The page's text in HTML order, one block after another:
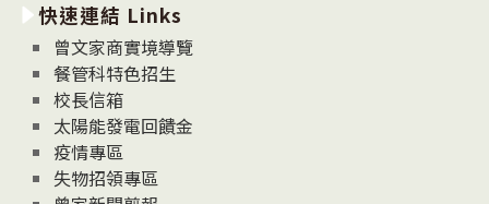
消
息
News
快速連結 Links
曾文家商實境導覽
餐管科特色招生
校長信箱
太陽能發電回饋金
疫情專區
失物招領專區